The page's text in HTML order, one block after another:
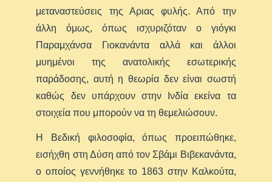
μεταναστεύσεις της Αριας φυλής. Από την
άλλη όμως, όπως ισχυριζόταν ο γιόγκι
Παραμχάνσα Γιοκανάντα αλλά και άλλοι
μυημένοι της ανατολικής εσωτερικής
παράδοσης, αυτή η θεωρία δεν είναι σωστή
καθώς δεν υπάρχουν στην Ινδία εκείνα τα
στοιχεία που μπορούν να τη θεμελιώσουν.
Η Βεδική φιλοσοφία, όπως προειπώθηκε,
εισήχθη στη Δύση από τον Σβάμι Βιβεκανάντα,
ο οποίος γεννήθηκε το 1863 στην Καλκούτα,